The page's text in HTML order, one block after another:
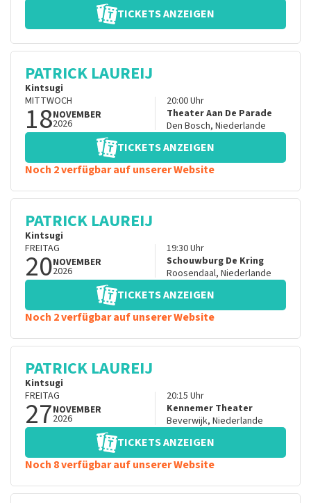
TICKETS ANZEIGEN
PATRICK LAUREIJ
Kintsugi
MITTWOCH
18NOVEMBER
2026
20:00Uhr
Theater Aan De Parade
Den Bosch, Niederlande
TICKETS ANZEIGEN
Noch 2 verfügbar auf unserer Website
PATRICK LAUREIJ
Kintsugi
FREITAG
20NOVEMBER
2026
19:30Uhr
Schouwburg De Kring
Roosendaal, Niederlande
TICKETS ANZEIGEN
Noch 2 verfügbar auf unserer Website
PATRICK LAUREIJ
Kintsugi
FREITAG
27NOVEMBER
2026
20:15 Uhr
Kennemer Theater
Beverwijk, Niederlande
TICKETS ANZEIGEN
Noch 8 verfügbar auf unserer Website